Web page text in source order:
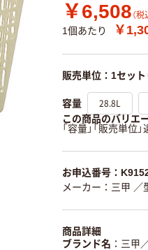
￥6,508 （税
1個あたり
￥
販売単位：1セット
容量 28.8L
この商品のバリエ
「容量」「販売単位
お申込番号：
メーカー：三甲 ／
商品詳細
ブランド名
三甲